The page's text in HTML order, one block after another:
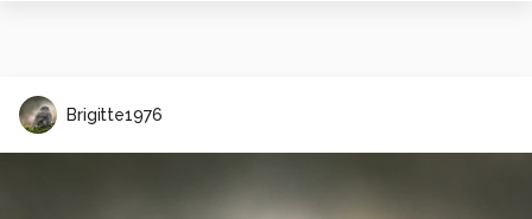
Brigitte1976